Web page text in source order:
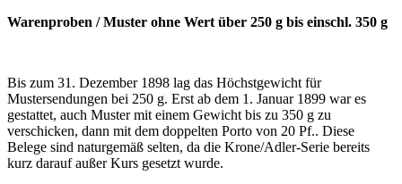
Warenproben / Muster ohne Wert über 250 g bis einschl. 350 g
Bis zum 31. Dezember 1898 lag das Höchstgewicht für
Mustersendungen bei 250 g. Erst ab dem 1. Januar 1899 war es
gestattet, auch Muster mit einem Gewicht bis zu 350 g zu
verschicken, dann mit dem doppelten Porto von 20 Pf.. Diese
Belege sind naturgemäß selten, da die Krone/Adler-Serie bereits
kurz darauf außer Kurs gesetzt wurde.